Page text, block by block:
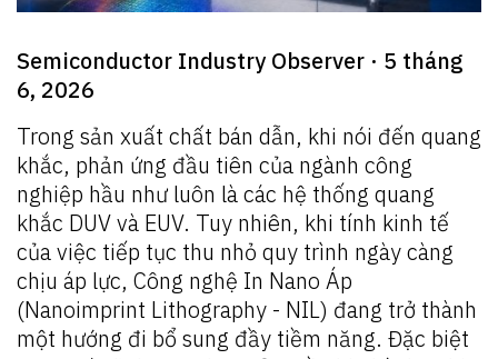
Semiconductor Industry Observer · 5 tháng
6, 2026
Trong sản xuất chất bán dẫn, khi nói đến quang
khắc, phản ứng đầu tiên của ngành công
nghiệp hầu như luôn là các hệ thống quang
khắc DUV và EUV. Tuy nhiên, khi tính kinh tế
của việc tiếp tục thu nhỏ quy trình ngày càng
chịu áp lực, Công nghệ In Nano Áp
(Nanoimprint Lithography - NIL) đang trở thành
một hướng đi bổ sung đầy tiềm năng. Đặc biệt